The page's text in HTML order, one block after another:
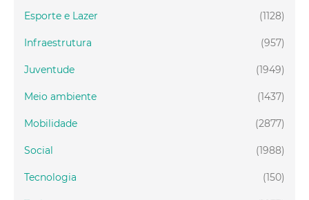
(1128)
Esporte e Lazer
(957)
Infraestrutura
(1949)
Juventude
(1437)
Meio ambiente
(2877)
Mobilidade
(1988)
Social
(150)
Tecnologia